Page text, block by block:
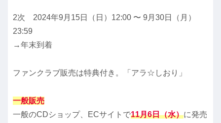
2次 2024年9月15日（日）12:00 〜 9月30日（月）
23:59
→年末到着
ファンクラブ販売は特典付き。「アラ☆しおり」
一般販売
一般のCDショップ、ECサイトで11月6日（水）に発売